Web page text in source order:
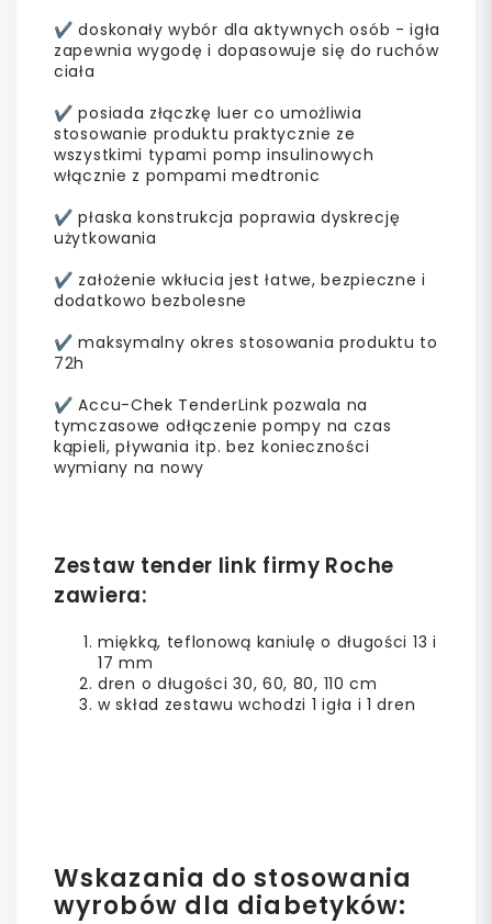
✔️ doskonały wybór dla aktywnych osób - igła
zapewnia wygodę i dopasowuje się do ruchów
ciała
✔️ posiada złączkę luer co umożliwia
stosowanie produktu praktycznie ze
wszystkimi typami pomp insulinowych
włącznie z pompami medtronic
✔️ płaska konstrukcja poprawia dyskrecję
użytkowania
✔️ założenie wkłucia jest łatwe, bezpieczne i
dodatkowo bezbolesne
✔️ maksymalny okres stosowania produktu to
72h
✔️ Accu-Chek TenderLink pozwala na
tymczasowe odłączenie pompy na czas
kąpieli, pływania itp. bez konieczności
wymiany na nowy
Zestaw tender link firmy Roche
zawiera:
miękką, teflonową kaniulę o długości 13 i
17 mm
dren o długości 30, 60, 80, 110 cm
w skład zestawu wchodzi 1 igła i 1 dren
Wskazania do stosowania
wyrobów dla diabetyków: